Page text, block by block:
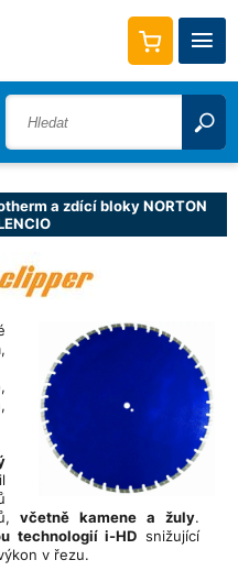
a zdící bloky NORTON
včetně kamene a žuly.
technologií i-HD snižující
v řezu.